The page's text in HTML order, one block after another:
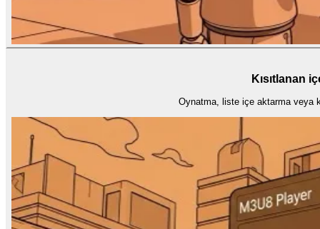
Kısıtlanan
Oynatma, liste içe aktarma veya